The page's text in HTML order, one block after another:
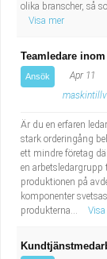
olika branscher, så
Visa mer
Teamledare
Ansök Apr 11
Är du en erfaren
stark orderingång
ett mindre företag
en
produktionen på
komponenter
produkterna...